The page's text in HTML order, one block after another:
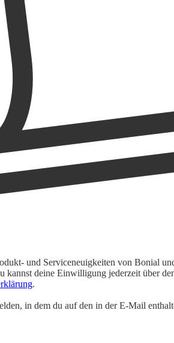
und Serviceneuigkeiten von Bonial
kannst deine Einwilligung jederzeit über
.
in dem du auf den in der E-Mail